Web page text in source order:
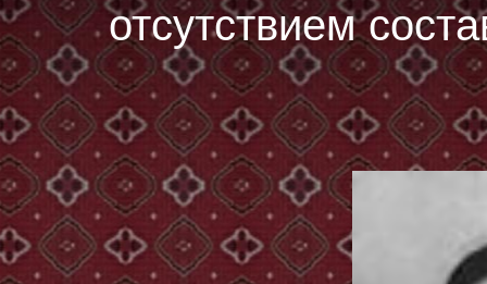
отсутствием